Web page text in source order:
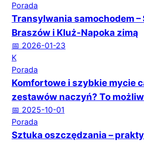
Porada
Transylwania samochodem –
Braszów i Kluż-Napoka zimą
📅 2026-01-23
K
Porada
Komfortowe i szybkie mycie
zestawów naczyń? To
📅 2025-10-01
Porada
Sztuka oszczędzania –